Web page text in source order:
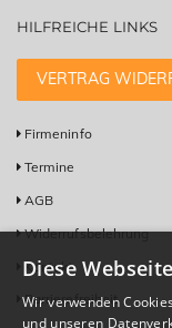
HILFREICHE LINKS
VERTRAG
Firmeninfo
Termine
AGB
Widerrufsbelehrung
Kontakt
Barrierefreiheit
Diese
Wir verwenden
und unseren